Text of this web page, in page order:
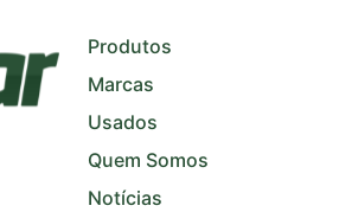
Produtos
Marcas
Usados
Quem Somos
Notícias